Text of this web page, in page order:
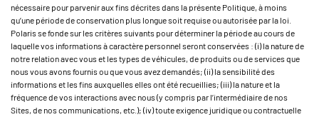
nécessaire pour parvenir aux fins décrites dans la présente Politique, à moins
qu’une période de conservation plus longue soit requise ou autorisée par la loi.
Polaris se fonde sur les critères suivants pour déterminer la période au cours de
laquelle vos informations à caractère personnel seront conservées : (i) la nature de
notre relation avec vous et les types de véhicules, de produits ou de services que
nous vous avons fournis ou que vous avez demandés; (ii) la sensibilité des
informations et les fins auxquelles elles ont été recueillies; (iii) la nature et la
fréquence de vos interactions avec nous (y compris par l’intermédiaire de nos
Sites, de nos communications, etc.); (iv) toute exigence juridique ou contractuelle